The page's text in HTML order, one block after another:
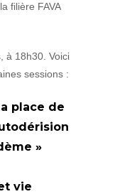
filière FAVA
à 18h30. Voici
sessions :
place de
»
vie